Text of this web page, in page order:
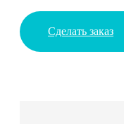
Сделать заказ